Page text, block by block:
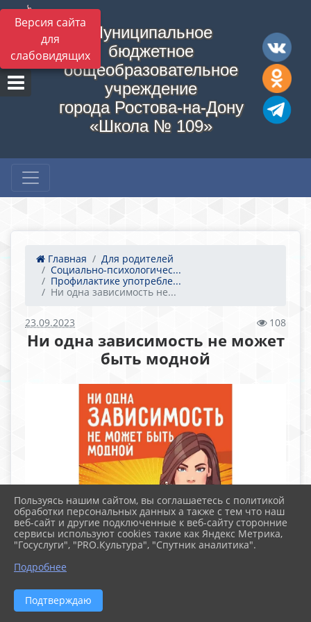
Версия сайта
для
слабовидящих
Муниципальное
бюджетное
общеобразовательное
учреждение
города Ростова-на-Дону
«Школа № 109»
Главная
Для родителей
Социально-психологичес...
Профилактике употребле...
Ни одна зависимость не...
23.09.2023 108
Ни одна зависимость не может
быть модной
Пользуясь нашим сайтом, вы соглашаетесь с политикой
обработки персональных данных а также с тем что наш
веб-сайт и другие подключенные к веб-сайту сторонние
сервисы используют cookies такие как Яндекс Метрика,
"Госуслуги", "PRO.Культура", "Спутник аналитика".
Подробнее
Подтверждаю